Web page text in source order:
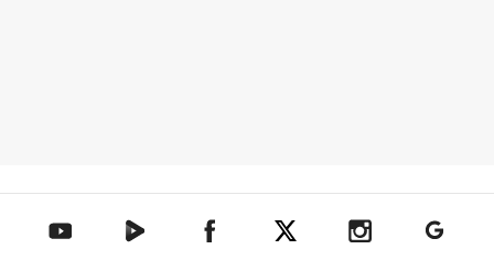
텐아시아 유튜브텐아시아 네이버TV텐아시아 페이스북텐아시아 엑스텐아시아 인스타그램
텐아시아